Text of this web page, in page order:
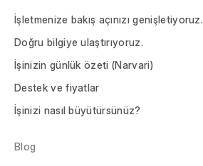
İşletmenize bakış açınızı genişletiyoruz.
Doğru bilgiye ulaştırıyoruz.
İşinizin günlük özeti (Narvari)
Destek ve fiyatlar
İşinizi nasıl büyütürsünüz?
Blog